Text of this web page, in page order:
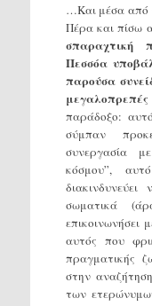
…Και μέσα από
Πέρα και πίσω
σπαραχτική
Πεσσόα
παρούσα
παράδοξο:
σύμπαν
συνεργασία
κόσμου”,
σωματικά
επικοινωνήσει
αυτός που
πραγματικής
στην
των